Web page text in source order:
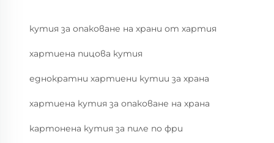
кутия за опаковане на храни от хартия
хартиена пицова кутия
еднократни хартиени кутии за храна
хартиена кутия за опаковане на храна
картонена кутия за пиле по фри